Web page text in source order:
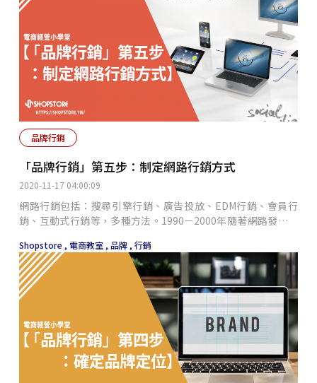
品牌行銷
2020-11-17 04:00:09
「品牌行銷」第五步：制定網路行銷方式
網路行銷包括：搜尋引擎行銷、廣告投放、EDM行銷、會員行
銷、互動式行銷等，多種方法。1990－2000年隨著網路發展蓬
模式，2007年後網路行銷趨勢開始急遽發展，網路行銷已然成
為企業行銷策略中不可或缺、最重要的一環行銷策略。
Shopstore , 電商教室 , 品牌 , 行銷